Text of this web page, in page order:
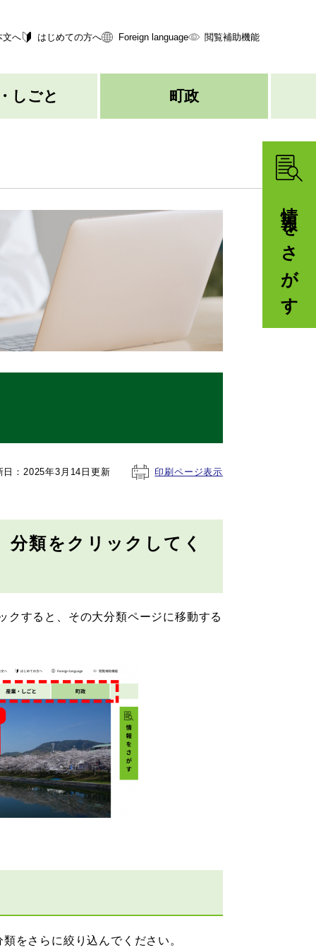
情報をさがす
文へ はじめての方へ Foreign language 閲覧補助機能
しごと 町政
日：2025年3月14日更新 印刷ページ表示
類をクリックしてく
クすると、その大分類ページに移動する
をさらに絞り込んでください。